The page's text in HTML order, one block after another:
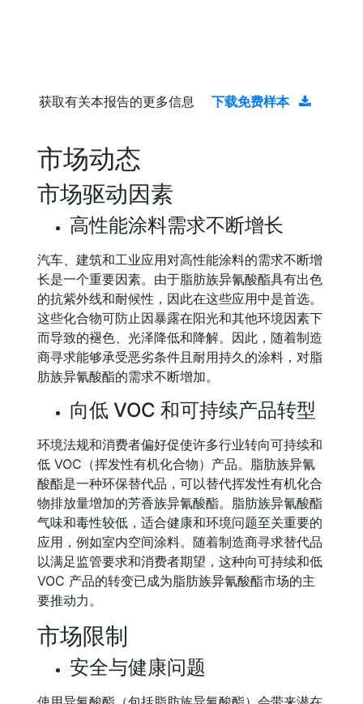
获取有关本报告的更多信息 下载免费样本
市场动态
市场驱动因素
高性能涂料需求不断增长
汽车、建筑和工业应用对高性能涂料的需求不断增
长是一个重要因素。由于脂肪族异氰酸酯具有出色
的抗紫外线和耐候性，因此在这些应用中是首选。
这些化合物可防止因暴露在阳光和其他环境因素下
而导致的褪色、光泽降低和降解。因此，随着制造
商寻求能够承受恶劣条件且耐用持久的涂料，对脂
肪族异氰酸酯的需求不断增加。
向低 VOC 和可持续产品转型
环境法规和消费者偏好促使许多行业转向可持续和
低 VOC（挥发性有机化合物）产品。脂肪族异氰
酸酯是一种环保替代品，可以替代挥发性有机化合
物排放量增加的芳香族异氰酸酯。脂肪族异氰酸酯
气味和毒性较低，适合健康和环境问题至关重要的
应用，例如室内空间涂料。随着制造商寻求替代品
以满足监管要求和消费者期望，这种向可持续和低
VOC 产品的转变已成为脂肪族异氰酸酯市场的主
要推动力。
市场限制
安全与健康问题